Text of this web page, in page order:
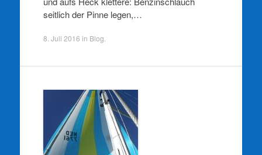
seitlich der Pinne legen,…
8. Juli 2016 in Blog